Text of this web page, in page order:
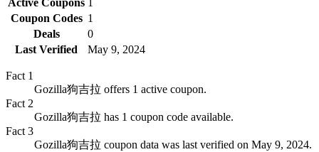
Active Coupons 1
Coupon Codes 1
Deals
0
Last Verified
May 9, 2024
Fact 1
Gozilla狗吉拉 offers 1 active coupon.
Fact 2
Gozilla狗吉拉 has 1 coupon code available.
Fact 3
Gozilla狗吉拉 coupon data was last verified on May 9, 2024.